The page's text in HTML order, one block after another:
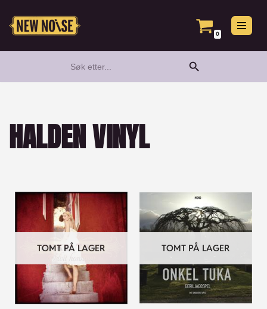
Hopp
0
for:
Search Button
HALDEN VINYL
TOMT PÅ LAGER TOMT PÅ LAGER